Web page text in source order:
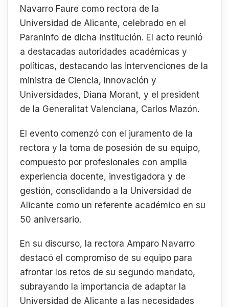
Navarro Faure como rectora de la
Universidad de Alicante, celebrado en el
Paraninfo de dicha institución. El acto reunió
a destacadas autoridades académicas y
políticas, destacando las intervenciones de la
ministra de Ciencia, Innovación y
Universidades, Diana Morant, y el president
de la Generalitat Valenciana, Carlos Mazón.
El evento comenzó con el juramento de la
rectora y la toma de posesión de su equipo,
compuesto por profesionales con amplia
experiencia docente, investigadora y de
gestión, consolidando a la Universidad de
Alicante como un referente académico en su
50 aniversario.
En su discurso, la rectora Amparo Navarro
destacó el compromiso de su equipo para
afrontar los retos de su segundo mandato,
subrayando la importancia de adaptar la
Universidad de Alicante a las necesidades